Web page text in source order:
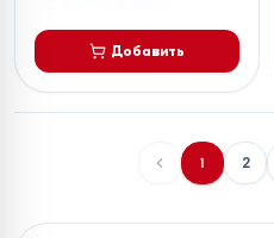
Добавить
1 2